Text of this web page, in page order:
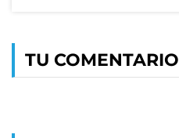
TU COMENTARIO